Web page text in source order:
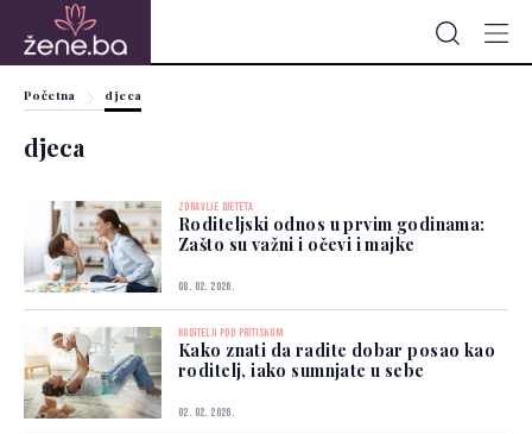
Početna djeca
djeca
ZDRAVLJE DJETETA
Roditeljski odnos u prvim godinama:
Zašto su važni i očevi i majke
08. 02. 2026.
RODITELJI POD PRITISKOM
Kako znati da radite dobar posao kao
roditelj, iako sumnjate u sebe
02. 02. 2026.